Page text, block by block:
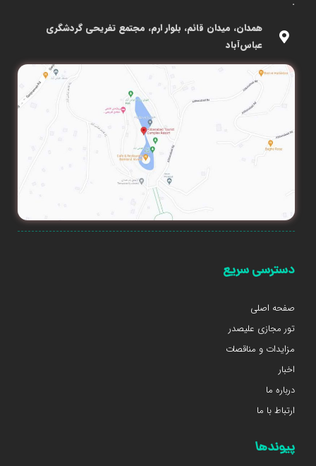
همدان، میدان قائم، بلوار ارم، مجتمع تفریحی گردشگری
عباس‌آباد
دسترسی سریع
صفحه اصلی
تور مجازی علیصدر
مزایدات و مناقصات
اخبار
درباره ما
ارتباط با ما
پیوندها